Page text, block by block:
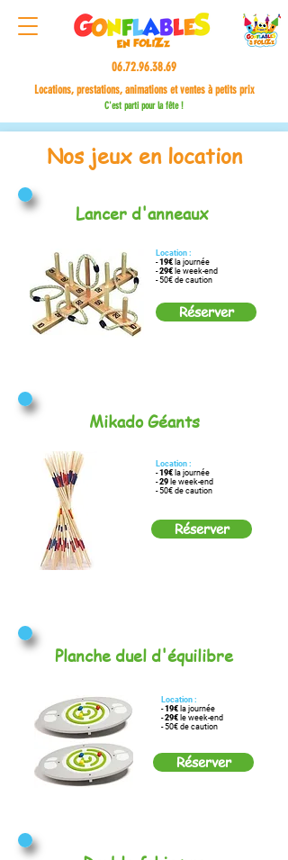
06.72.96.38.69
Locations, prestations, animations et ventes à petits prix
C'est parti pour la fête !
Nos jeux en location
Lancer d'anneaux
Location :
-19€ la journée
-29€ le week-end
- 50€ de caution
Réserver
Mikado Géants
Location :
-19€ la journée
-29 le week-end
- 50€ de caution
Réserver
Planche duel d'équilibre
Location :
-19€ la journée
-29€ le week-end
- 50€ de caution
Réserver